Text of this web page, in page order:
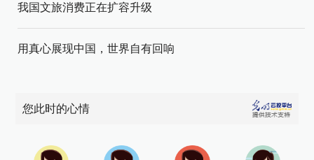
我国文旅消费正在扩容升级
用真心展现中国，世界自有回响
您此时的心情